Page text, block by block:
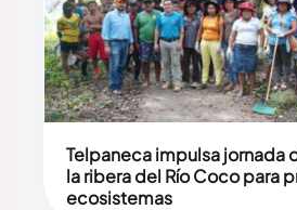
Telpaneca impulsa jornada
la ribera del Río Coco para
ecosistemas